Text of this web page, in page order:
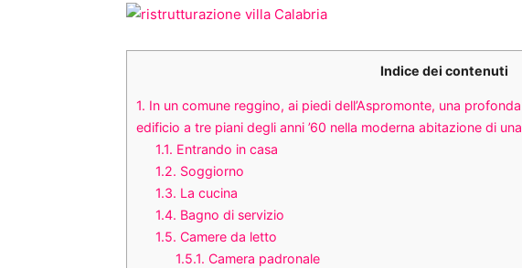
Indice dei contenuti
1. In un comune reggino, ai piedi dell’Aspromonte, una
edificio a tre piani degli anni ’60 nella moderna abitazione di
1.1. Entrando in casa
1.2. Soggiorno
1.3. La cucina
1.4. Bagno di servizio
1.5. Camere da letto
1.5.1. Camera padronale